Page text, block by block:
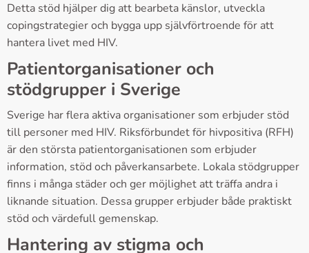
Detta stöd hjälper dig att bearbeta känslor, utveckla
copingstrategier och bygga upp självförtroende för att
hantera livet med HIV.
Patientorganisationer och
stödgrupper i Sverige
Sverige har flera aktiva organisationer som erbjuder stöd
till personer med HIV. Riksförbundet för hivpositiva (RFH)
är den största patientorganisationen som erbjuder
information, stöd och påverkansarbete. Lokala stödgrupper
finns i många städer och ger möjlighet att träffa andra i
liknande situation. Dessa grupper erbjuder både praktiskt
stöd och värdefull gemenskap.
Hantering av stigma och